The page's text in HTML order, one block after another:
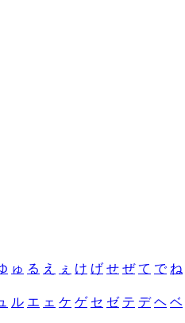
ゅ る え ぇ け げ せ ぜ て で ね
ル エ ェ ケ ゲ セ ゼ テ デ ヘ ベ